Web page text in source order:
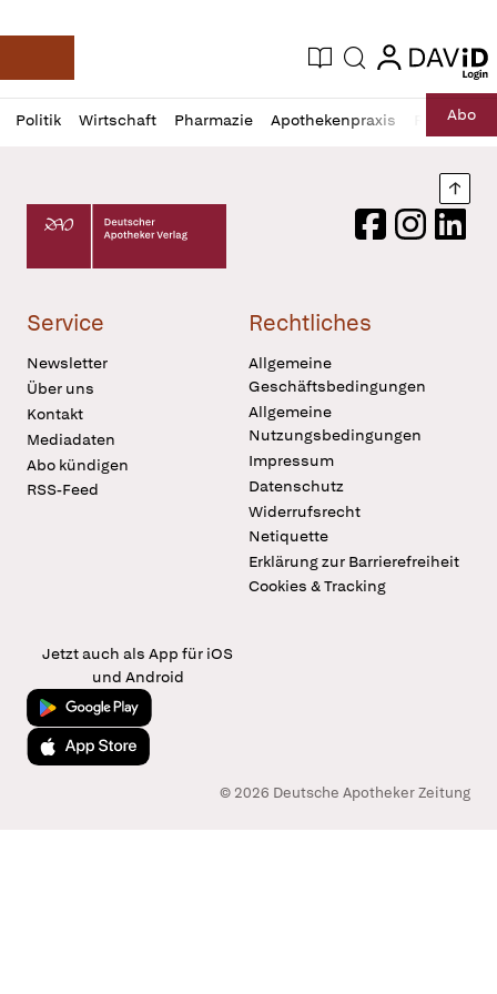
Deutsche Apotheker Zeitung
Aktuelle Ausgabe
Suche login
login
Politik Wirtschaft Pharmazie Apothekenpraxis RechtAbo
Profil
öffnen
Daz
Pur
Deutscher Apotheker Verlag Logo
FacebookInstagram
Service
Newsletter
Über uns
Kontakt
Mediadaten
Abo kündigen
RSS-Feed
Rechtliches
Allgemeine
Geschäftsbedingungen
Allgemeine
Nutzungsbedingungen
Impressum
Datenschutz
Widerrufsrecht
Netiquette
Erklärung zur Barrierefreiheit
Cookies & Tracking
Jetzt auch als App für iOS
und Android
Jetzt bei Google Play
Laden im App Store
© 2026 Deutsche Apotheker Zeitung